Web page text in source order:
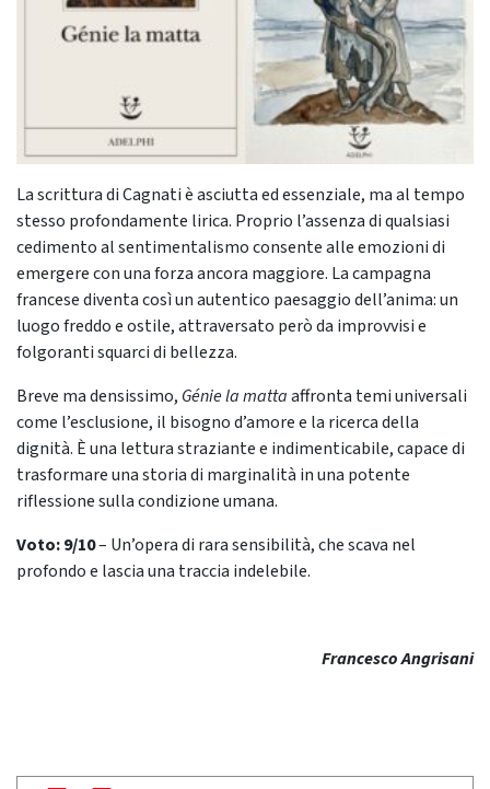
La scrittura di Cagnati è asciutta ed essenziale, ma al tempo
stesso profondamente lirica. Proprio l’assenza di qualsiasi
cedimento al sentimentalismo consente alle emozioni di
emergere con una forza ancora maggiore. La campagna
francese diventa così un autentico paesaggio dell’anima: un
luogo freddo e ostile, attraversato però da improvvisi e
folgoranti squarci di bellezza.
Breve ma densissimo, Génie la mattaaffronta temi universali
come l’esclusione, il bisogno d’amore e la ricerca della
dignità. È una lettura straziante e indimenticabile, capace di
trasformare una storia di marginalità in una potente
riflessione sulla condizione umana.
Voto: 9/10– Un’opera di rara sensibilità, che scava nel
profondo e lascia una traccia indelebile.
Francesco Angrisani